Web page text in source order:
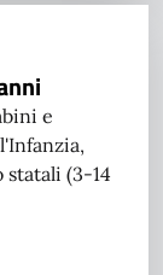
e
(3-14